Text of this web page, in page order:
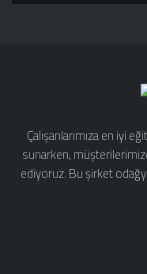
Çalışanlarımıza en iyi
sunarken,
ediyoruz. Bu şirket